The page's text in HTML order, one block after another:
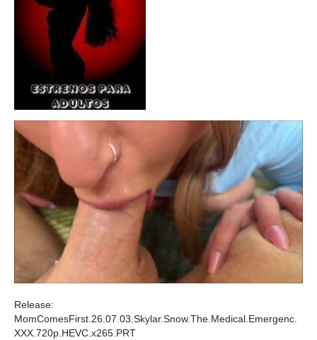
Release:
MomComesFirst.26.07.03.Skylar.Snow.The.Medical.Emergenc.
XXX.720p.HEVC.x265.PRT